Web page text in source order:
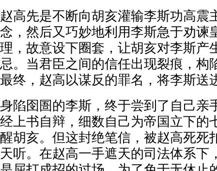
赵高先是不断向胡亥灌输李斯功高震
念，然后又巧妙地利用李斯急于劝谏
理，故意设下圈套，让胡亥对李斯产
忌。当君臣之间的信任出现裂痕，构
最终，赵高以谋反的罪名，将李斯送
身陷囹圄的李斯，终于尝到了自己亲
经上书自辩，细数自己为帝国立下的
醒胡亥。但这封绝笔信，被赵高死死
天听。在赵高一手遮天的司法体系下